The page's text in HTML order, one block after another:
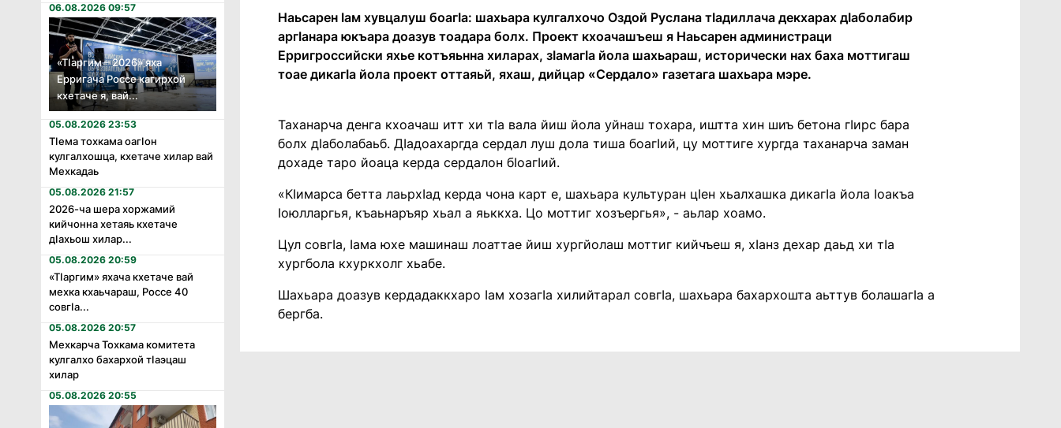
06.08.2026 09:57
«Тӏаргим – 2026» яха
Ерригача Россе кагирхой
кхетаче я, вай...
05.08.2026 23:53
Тӏема тохкама оагӏон
кулгалхошца, кхетаче хилар вай
Мехкадаь
05.08.2026 21:57
2026-ча шера хоржамий
кийчонна хетаяь кхетаче
дӏахьош хилар...
05.08.2026 20:59
«Тӏаргим» яхача кхетаче вай
мехка кхаьчараш, Россе 40
совгӏа...
05.08.2026 20:57
Мехкарча Тохкама комитета
кулгалхо бахархой тӏаэцаш
хилар
05.08.2026 20:55
Наьсарен Ӏам хувцалуш боагӀа: шахьара кулгалхочо Оздой Руслана тӀадиллача декхарах дӀаболабир
аргӀанара юкъара доазув тоадара болх. Проект кхоачашъеш я Наьсарен администраци
Ерригроссийски яхье котъяьнна хиларах, зӀамагӀа йола шахьараш, исторически нах баха моттигаш
тоае дикагӀа йола проект оттаяьй, яхаш, дийцар «Сердало» газетага шахьара мэре.
Таханарча денга кхоачаш итт хи тӀа вала йиш йола уйнаш тохара, иштта хин шиъ бетона гӀирс бара
болх дӀаболабаьб. ДӀадоахаргда сердал луш дола тиша боагӀий, цу моттиге хургда таханарча заман
дохаде таро йоаца керда сердалон бӀоагӀий.
«КӀимарса бетта лаьрхӀад керда чона карт е, шахьара культуран цӀен хьалхашка дикагӀа йола Ӏоакъа
Ӏоюлларгья, къаьнаръяр хьал а яьккха. Цо моттиг хозъергья», - аьлар хоамо.
Цул совгӀа, Ӏама юхе машинаш лоаттае йиш хургйолаш моттиг кийчъеш я, хӀанз дехар даьд хи тӀа
хургбола кхуркхолг хьабе.
Шахьара доазув кердадаккхаро Ӏам хозагӀа хилийтарал совгӀа, шахьара бахархошта аьттув болашагӀа а
бергба.